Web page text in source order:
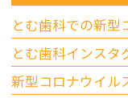
とむ歯科インスタ
新型コロナウイル